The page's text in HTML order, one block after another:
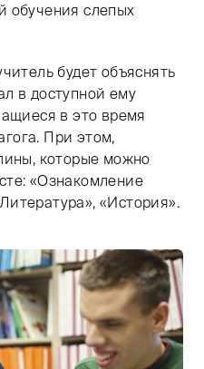
обучения слепых
будет объяснять
в доступной ему
в это время
При этом,
которые можно
«Ознакомление
«История».